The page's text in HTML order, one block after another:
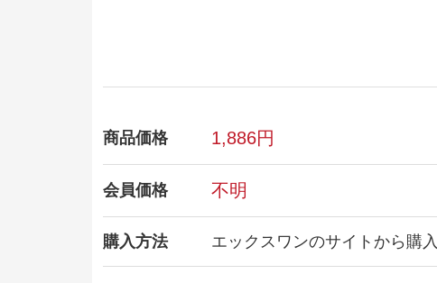
商品価格 1,886円
会員価格 不明
購入方法 エックスワンのサイトから購入